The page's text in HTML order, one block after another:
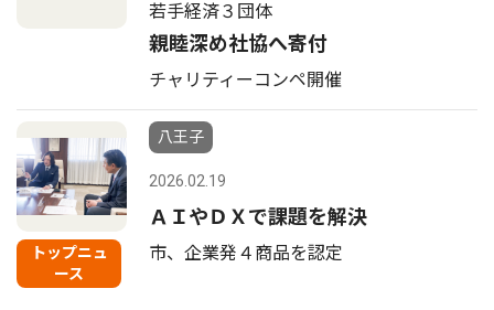
若手経済３団体
親睦深め社協へ寄付
チャリティーコンペ開催
トップニュ
ース
八王子
2026.02.19
ＡＩやＤＸで課題を解決
市、企業発４商品を認定